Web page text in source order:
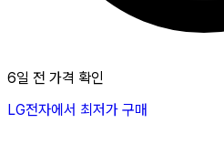
6일 전 가격 확인
LG전자에서 최저가 구매